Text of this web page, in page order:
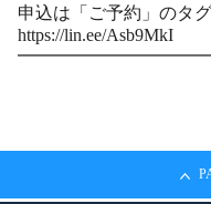
申込は「ご予約」のタ
https://lin.ee/Asb9MkI
━━━━━━━━━━━